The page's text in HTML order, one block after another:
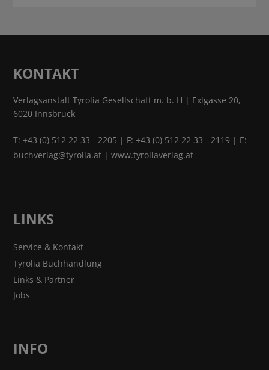
KONTAKT
Verlagsanstalt Tyrolia Gesellschaft m. b. H | Exlgasse 20,
6020 Innsbruck
T:+43 (0) 512 22 33 - 2205 | F: +43 (0) 512 22 33 - 2119 | E:
buchverlag@tyrolia.at |www.tyroliaverlag.at
LINKS
Service & Kontakt
Tyrolia Buchhandlung
Links & Partner
Jobs
INFO